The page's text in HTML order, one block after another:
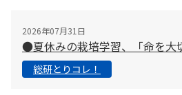
2026年07月31日
●夏休みの栽培学習、「命を大
総研とりコレ！